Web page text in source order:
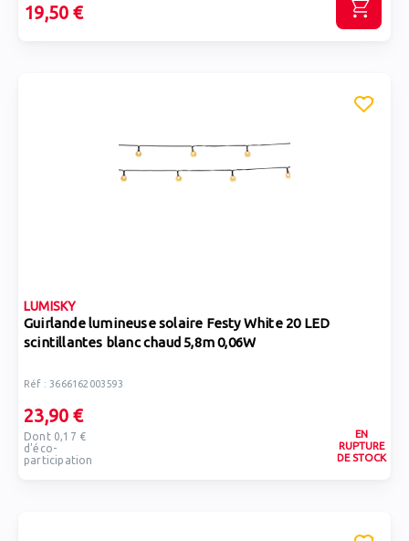
19,50 €
LUMISKY
Guirlande lumineuse solaire Festy White 20 LED
scintillantes blanc chaud 5,8m 0,06W
Réf : 3666162003593
23,90 €
Dont 0,17 €
d'éco-
participation
EN
RUPTURE
DE STOCK